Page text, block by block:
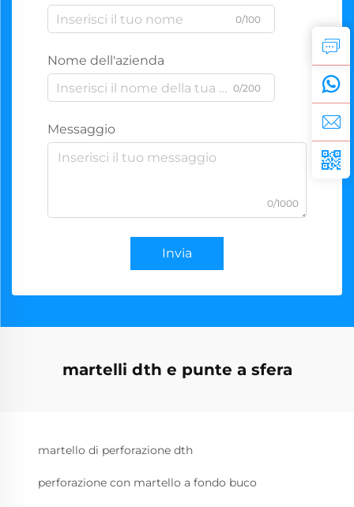
0/100
Nome dell'azienda
0/200
Messaggio
0/1000
Invia
martelli dth e punte a sfera
martello di perforazione dth
perforazione con martello a fondo buco